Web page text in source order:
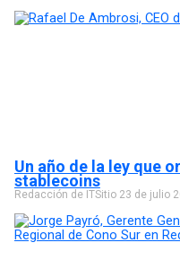
Un año de la ley que
stablecoins
Redacción de ITSitio 23 de julio